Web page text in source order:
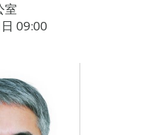
室
09:00